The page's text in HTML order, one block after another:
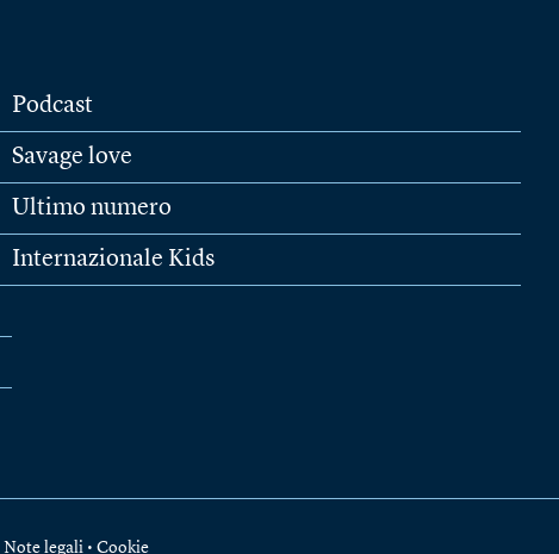
Podcast
Savage love
Ultimo numero
Internazionale Kids
Note legali • Cookie